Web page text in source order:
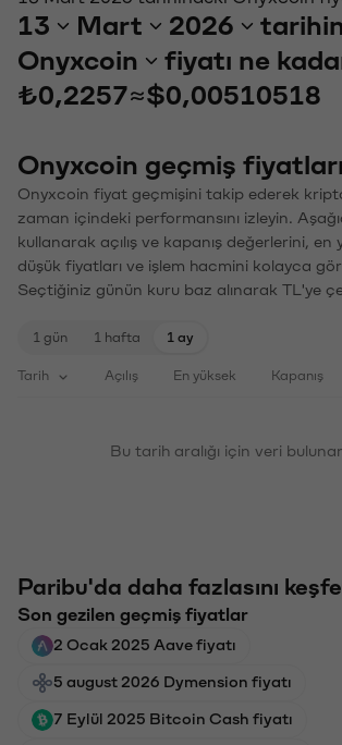
13 Mart 2026
Onyxcoin
fiyatı ne
₺0,2257≈$0,00510518
Onyxcoin geçmiş fiyatları
Onyxcoin fiyat geçmişini takip ederek
zaman içindeki performansını izleyin.
kullanarak açılış ve kapanış değerlerini, en
düşük fiyatları ve işlem hacmini kolayca
Seçtiğiniz günün kuru baz alınarak TL'ye
1 gün 1 hafta 1 ay
Tarih Açılış En yüksek Kapanış
Bu tarih aralığı için veri
Paribu'da daha fazlasını
Son gezilen geçmiş fiyatlar
2 Ocak 2025 Aave fiyatı
5 august 2026 Dymension fiyatı
7 Eylül 2025 Bitcoin Cash fiyatı